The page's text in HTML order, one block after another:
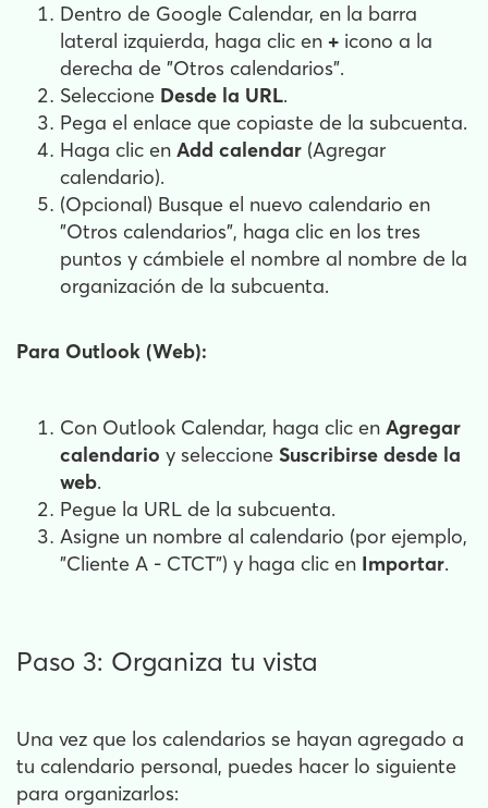
Dentro de Google Calendar, en la barra
lateral izquierda, haga clic en + icono a la
derecha de "Otros calendarios".
Seleccione Desde la URL.
Pega el enlace que copiaste de la subcuenta.
Haga clic en Add calendar (Agregar
calendario).
(Opcional) Busque el nuevo calendario en
"Otros calendarios", haga clic en los tres
puntos y cámbiele el nombre al nombre de la
organización de la subcuenta.
Para Outlook (Web):
Con Outlook Calendar, haga clic en Agregar
calendario y seleccione Suscribirse desde la
web.
Pegue la URL de la subcuenta.
Asigne un nombre al calendario (por ejemplo,
"Cliente A - CTCT") y haga clic en Importar.
Paso 3: Organiza tu vista
Una vez que los calendarios se hayan agregado a
tu calendario personal, puedes hacer lo siguiente
para organizarlos: